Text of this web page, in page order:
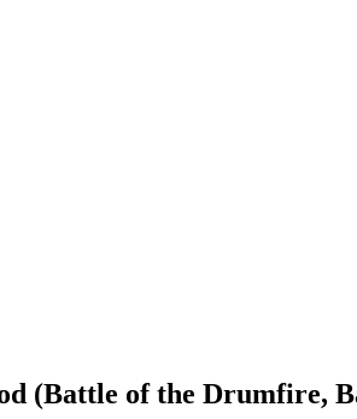
(Battle of the Drumfire,